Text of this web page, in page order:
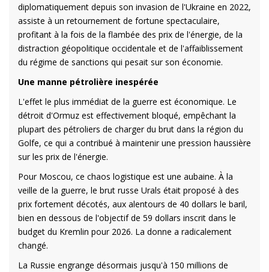
diplomatiquement depuis son invasion de l'Ukraine en 2022,
assiste à un retournement de fortune spectaculaire,
profitant à la fois de la flambée des prix de l'énergie, de la
distraction géopolitique occidentale et de l'affaiblissement
du régime de sanctions qui pesait sur son économie.
Une manne pétrolière inespérée
L'effet le plus immédiat de la guerre est économique. Le
détroit d'Ormuz est effectivement bloqué, empêchant la
plupart des pétroliers de charger du brut dans la région du
Golfe, ce qui a contribué à maintenir une pression haussière
sur les prix de l'énergie.
Pour Moscou, ce chaos logistique est une aubaine. À la
veille de la guerre, le brut russe Urals était proposé à des
prix fortement décotés, aux alentours de 40 dollars le baril,
bien en dessous de l'objectif de 59 dollars inscrit dans le
budget du Kremlin pour 2026. La donne a radicalement
changé.
La Russie engrange désormais jusqu'à 150 millions de